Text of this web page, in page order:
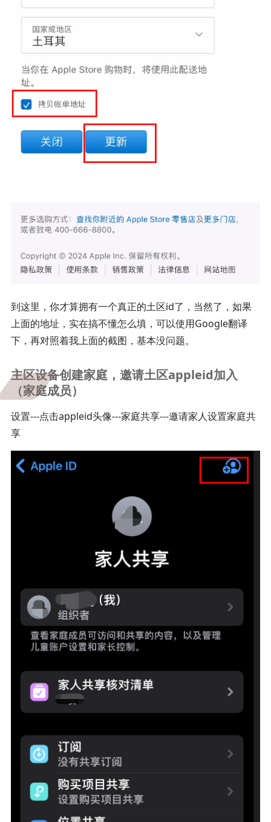
到这里，你才算拥有一个真正的土区id了，当然了，如果
上面的地址，实在搞不懂怎么填，可以使用Google翻译
下，再对照着我上面的截图，基本没问题。
主区设备创建家庭，邀请土区appleid加入
（家庭成员）
设置---点击appleid头像---家庭共享---邀请家人设置家庭共
享